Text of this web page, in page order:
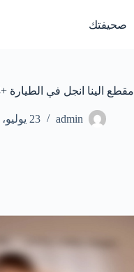
المحتوى
صحيفتك
مقطع الينا انجل في الطيارة +18 كامل بدون تغبيش
admin 23 يوليو، 2025